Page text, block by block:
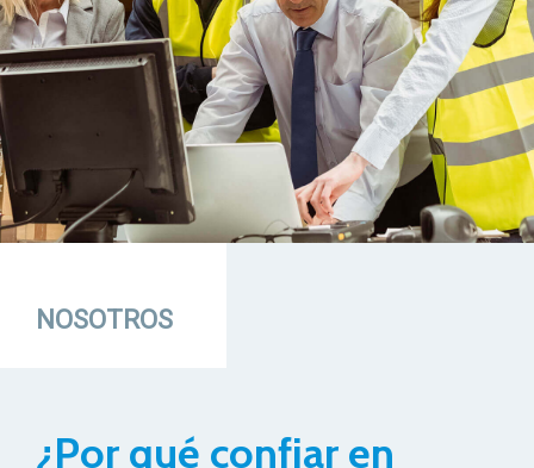
NOSOTROS
¿Por qué confiar en